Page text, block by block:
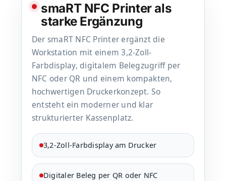
smaRT NFC Printer als
starke Ergänzung
Der smaRT NFC Printer ergänzt die
Workstation mit einem 3,2-Zoll-
Farbdisplay, digitalem Belegzugriff per
NFC oder QR und einem kompakten,
hochwertigen Druckerkonzept. So
entsteht ein moderner und klar
strukturierter Kassenplatz.
3,2-Zoll-Farbdisplay am Drucker
Digitaler Beleg per QR oder NFC